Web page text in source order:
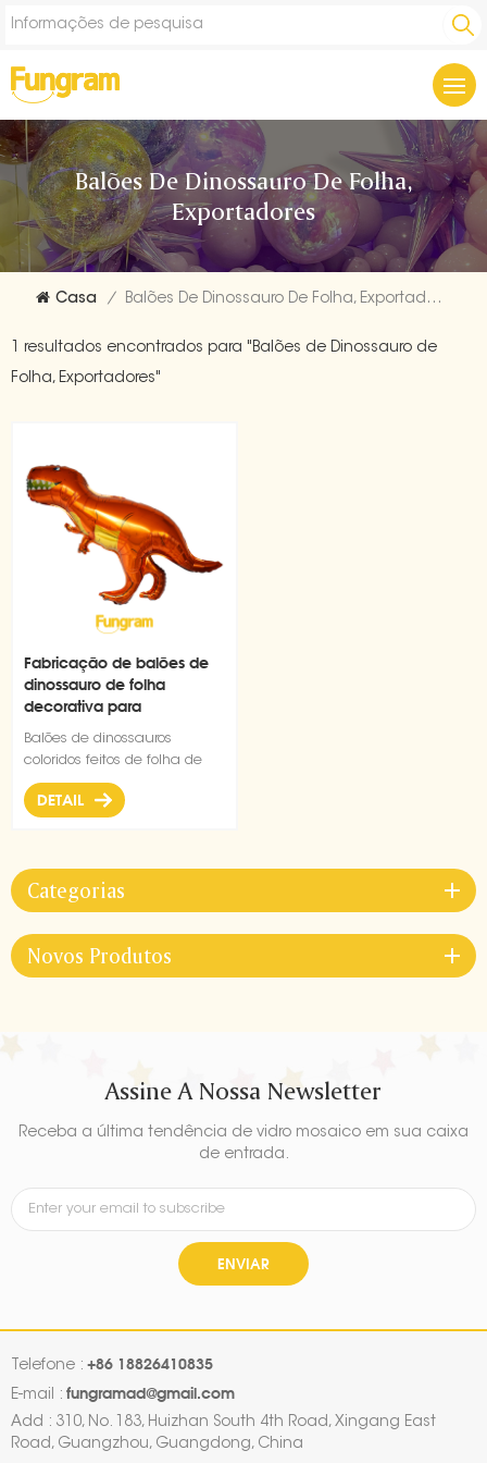
Balões De Dinossauro De Folha,
Exportadores
Casa / Balões De Dinossauro De Folha, Exportadores
1 resultados encontrados para "Balões de Dinossauro de
Folha, Exportadores"
Fabricação de balões de
dinossauro de folha
decorativa para
Balões de dinossauros
coloridos feitos de folha de
nível A de boa qualidade são
adequados para várias
DETAIL
Categorias
Novos Produtos
Assine A Nossa Newsletter
Receba a última tendência de vidro mosaico em sua caixa
de entrada.
ENVIAR
Telefone : +86 18826410835
E-mail : fungramad@gmail.com
Add : 310, No. 183, Huizhan South 4th Road, Xingang East
Road, Guangzhou, Guangdong, China